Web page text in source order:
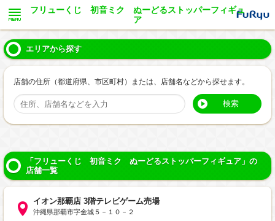
フリューくじ 初音ミク ぬーどるストッパーフィギュ
ア
エリアから探す
店舗の住所（都道府県、市区町村）または、店舗名などから探せます。
検索
「フリューくじ 初音ミク ぬーどるストッパーフィギュア」の
店舗一覧
イオン那覇店 3階テレビゲーム売場
沖縄県那覇市字金城５－１０－２